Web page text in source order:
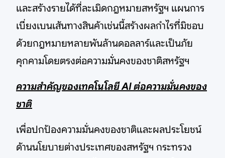
และสร้างรายได้ที่ละเมิดกฎหมายสหรัฐฯ แผนการ
เบี่ยงเบนเส้นทางสินค้าเช่นนี้สร้างผลกำไรที่มิชอบ
ด้วยกฎหมายหลายพันล้านดอลลาร์และเป็นภัย
คุกคามโดยตรงต่อความมั่นคงของชาติสหรัฐฯ
ความสำคัญของเทคโนโลยี AI ต่อความมั่นคงของ
ชาติ
เพื่อปกป้องความมั่นคงของชาติและผลประโยชน์
ด้านนโยบายต่างประเทศของสหรัฐฯ กระทรวง